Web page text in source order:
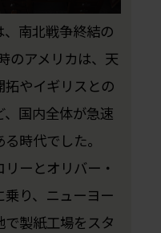
南北戦争終結の
のアメリカは、天
やイギリスとの
国内全体が急速
時代でした。
ーとオリバー・
り、ニューヨー
製紙工場をスタ